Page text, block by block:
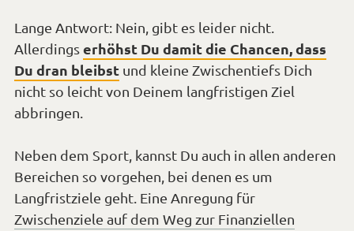
zwinkern*
Lange Antwort: Nein, gibt es leider nicht.
Allerdingserhöhst Du damit die Chancen, dass
Du dran bleibst und kleine Zwischentiefs Dich
nicht so leicht von Deinem langfristigen Ziel
abbringen.
Neben dem Sport, kannst Du auch in allen anderen
Bereichen so vorgehen, bei denen es um
Langfristziele geht. Eine Anregung für
Zwischenziele auf dem Weg zur Finanziellen